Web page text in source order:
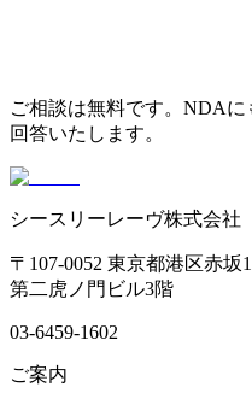
ご相談は無料です。NDA
回答いたします。
シースリーレーヴ株式会社
〒107-0052 東京都港区赤坂
第二虎ノ門ビル3階
03-6459-1602
ご案内